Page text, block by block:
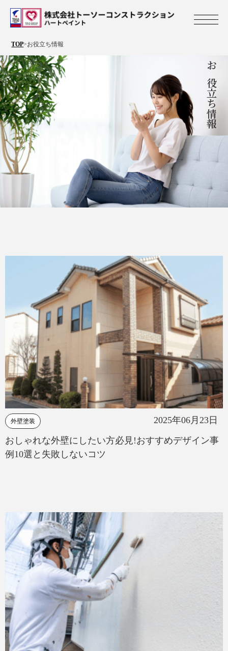
TOP>お役立ち情報
お役立ち情報
外壁塗装
2025年06月23日
おしゃれな外壁にしたい方必見!おすすめデザイン事
例10選と失敗しないコツ